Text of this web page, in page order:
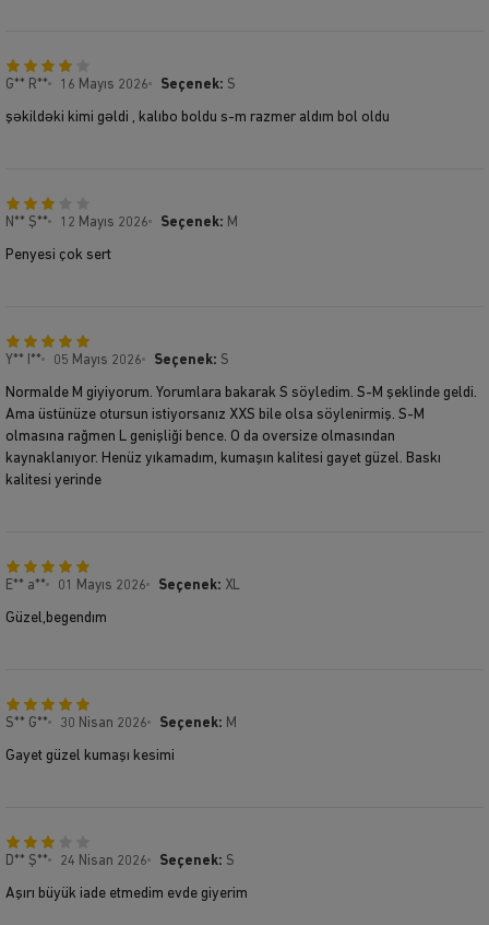
G** R** 16 Mayıs 2026 Seçenek: S
şəkildəki kimi gəldi , kalıbo boldu s-m razmer aldım bol oldu
N** Ş** 12 Mayıs 2026 Seçenek: M
Penyesi çok sert
Y** I** 05 Mayıs 2026 Seçenek: S
Normalde M giyiyorum. Yorumlara bakarak S söyledim. S-M şeklinde geldi.
Ama üstünüze otursun istiyorsanız XXS bile olsa söylenirmiş. S-M
olmasına rağmen L genişliği bence. O da oversize olmasından
kaynaklanıyor. Henüz yıkamadım, kumaşın kalitesi gayet güzel. Baskı
kalitesi yerinde
E** a** 01 Mayıs 2026 Seçenek: XL
Güzel,begendım
S** G** 30 Nisan 2026 Seçenek: M
Gayet güzel kumaşı kesimi
D** Ş** 24 Nisan 2026 Seçenek: S
Aşırı büyük iade etmedim evde giyerim